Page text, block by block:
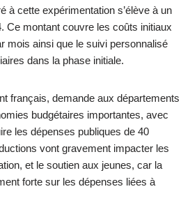
à cette expérimentation s’élève à un
Ce montant couvre les coûts initiaux
mois ainsi que le suivi personnalisé
dans la phase initiale​.
français, demande aux départements
budgétaires importantes, avec
les dépenses publiques de 40
vont gravement impacter les
et le soutien aux jeunes, car la
forte sur les dépenses liées à